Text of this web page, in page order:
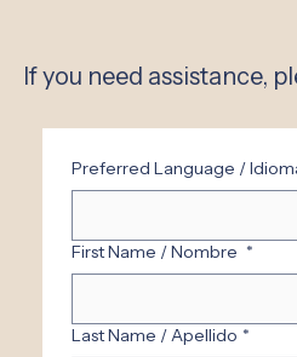
If you need assistance,
Preferred Language /
First Name / Nombre *
Last Name / Apellido *